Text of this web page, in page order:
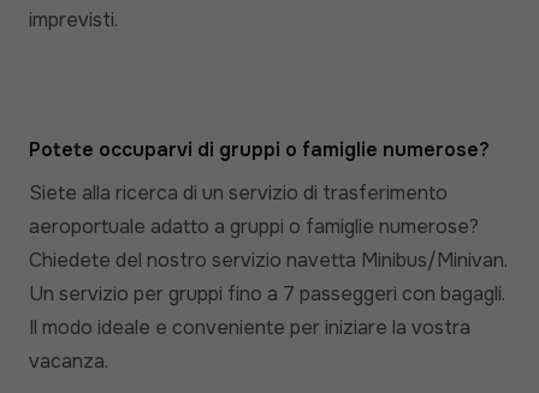
imprevisti.
Potete occuparvi di gruppi o famiglie numerose?
Siete alla ricerca di un servizio di trasferimento
aeroportuale adatto a gruppi o famiglie numerose?
Chiedete del nostro servizio navetta Minibus/Minivan.
Un servizio per gruppi fino a 7 passeggeri con bagagli.
Il modo ideale e conveniente per iniziare la vostra
vacanza.